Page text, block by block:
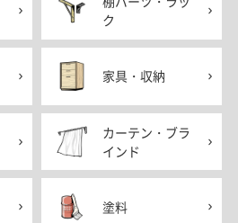
ク
家具・収納
カーテン・ブラ
インド
塗料